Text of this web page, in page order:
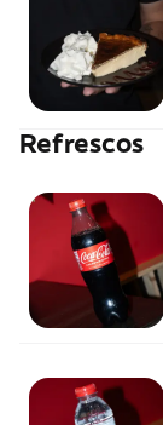
Refrescos